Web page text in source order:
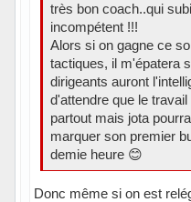
très bon coach..qui
incompétent !!!
Alors si on gagne ce
tactiques, il m'épatera
dirigeants auront
d'attendre que le
partout mais jota
marquer son premier
demie heure 😊
Donc même si on est